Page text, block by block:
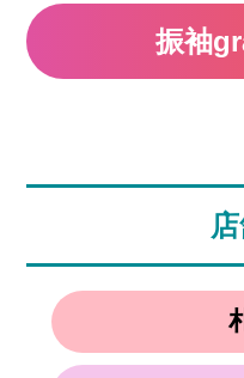
振袖